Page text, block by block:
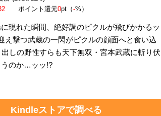
ポイント還元0pt（-%）
現れた瞬間、絶好調のピクルが飛びかかるッ
撃つ武蔵の一閃がピクルの顔面へと食い込
しの野性すらも天下無双・宮本武蔵に斬り伏
うのか…ッッ!?
Kindleストアで調べる